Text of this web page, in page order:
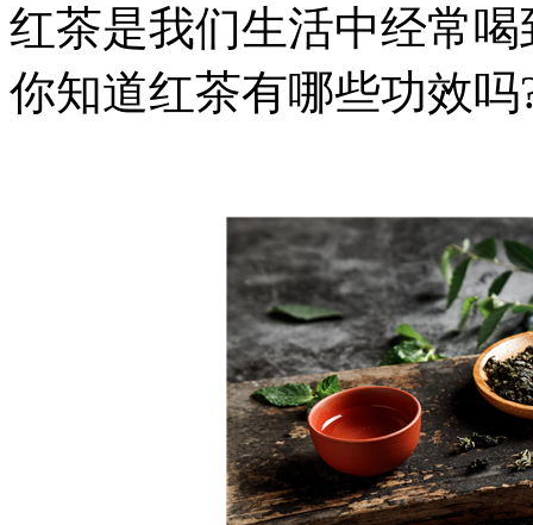
红茶是我们生活中经常
你知道红茶有哪些功效